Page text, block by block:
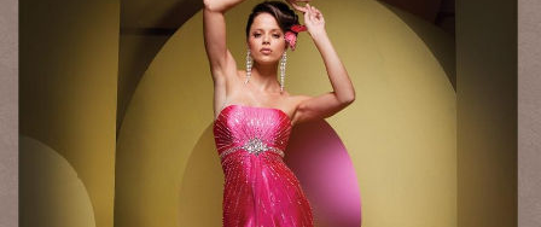
свидетельницы или